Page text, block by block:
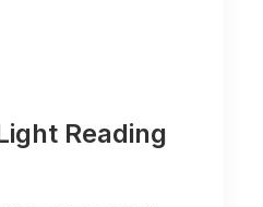
Reading